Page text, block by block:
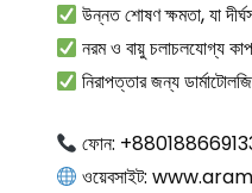
উন্নত শোষণ ক্ষমতা, যা
নরম ও বায়ু চলাচলযোগ্য
নিরাপত্তার জন্য
ফোন:
ওয়েবসাইট: